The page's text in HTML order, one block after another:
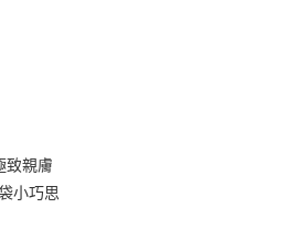
之後才付款」的支付方式。 讓您購物簡單
綁卡、不需儲值。
認證，即可結帳。
，再付款。
】
致親膚
小巧思